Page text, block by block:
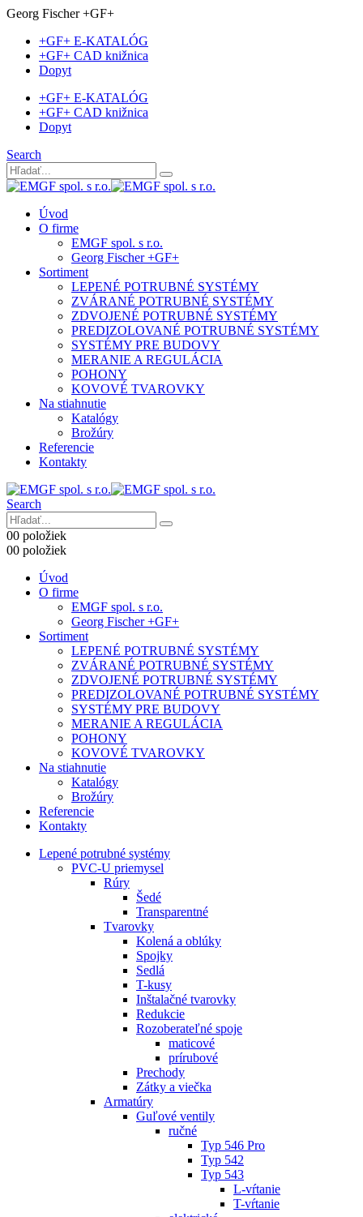
Georg Fischer +GF+
+GF+ E-KATALÓG
+GF+ CAD knižnica
Dopyt
+GF+ E-KATALÓG
+GF+ CAD knižnica
Dopyt
Search
Úvod
O firme
EMGF spol. s r.o.
Georg Fischer +GF+
Sortiment
LEPENÉ POTRUBNÉ SYSTÉMY
ZVÁRANÉ POTRUBNÉ SYSTÉMY
ZDVOJENÉ POTRUBNÉ SYSTÉMY
PREDIZOLOVANÉ POTRUBNÉ SYSTÉMY
SYSTÉMY PRE BUDOVY
MERANIE A REGULÁCIA
POHONY
KOVOVÉ TVAROVKY
Na stiahnutie
Katalógy
Brožúry
Referencie
Kontakty
Search
00 položiek
00 položiek
Úvod
O firme
EMGF spol. s r.o.
Georg Fischer +GF+
Sortiment
LEPENÉ POTRUBNÉ SYSTÉMY
ZVÁRANÉ POTRUBNÉ SYSTÉMY
ZDVOJENÉ POTRUBNÉ SYSTÉMY
PREDIZOLOVANÉ POTRUBNÉ SYSTÉMY
SYSTÉMY PRE BUDOVY
MERANIE A REGULÁCIA
POHONY
KOVOVÉ TVAROVKY
Na stiahnutie
Katalógy
Brožúry
Referencie
Kontakty
Lepené potrubné systémy
PVC-U priemysel
Rúry
Šedé
Transparentné
Tvarovky
Kolená a oblúky
Spojky
Sedlá
T-kusy
Inštalačné tvarovky
Redukcie
Rozoberateľné spoje
maticové
prírubové
Prechody
Zátky a viečka
Armatúry
Guľové ventily
ručné
Typ 546 Pro
Typ 542
Typ 543
L-vŕtanie
T-vŕtanie